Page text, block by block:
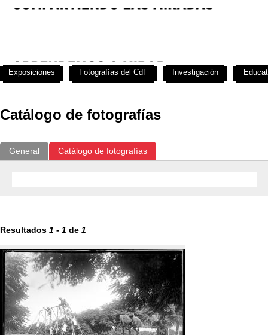
Catálogo de fotografías
General Catálogo de fotografías
Resultados 1 - 1 de 1
Exposiciones Fotografías del CdF Investigación